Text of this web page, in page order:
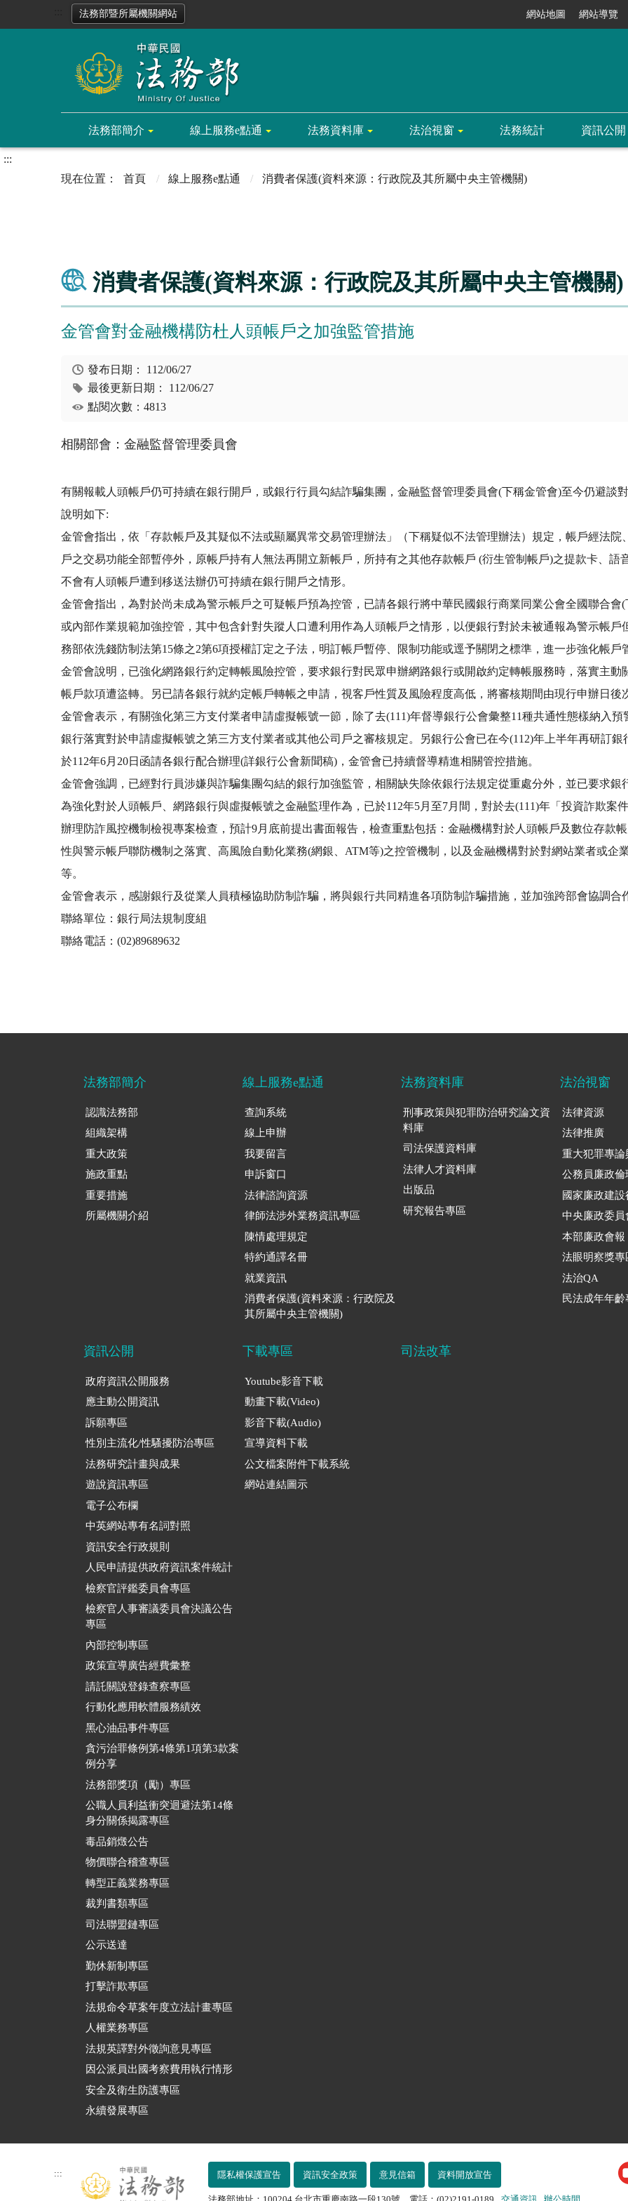
法務部暨所屬機關網站 網站地圖 網站導覽
法務部簡介 線上服務e點通 法務資料庫 法治視窗 法務統計 資訊公開
:::
首頁
線上服務e點通 消費者保護(資料來源：行政院及其所屬中央主管機關)
消費者保護(資料來源：行政院及其所屬中央主管機關)
金管會對金融機構防杜人頭帳戶之加強監管措施
發布日期： 112/06/27
最後更新日期： 112/06/27
點閱次數：4813
相關部會：金融監督管理委員會
有關報載人頭帳戶仍可持續在銀行開戶，或銀行行員勾結詐騙集團，金融監督管理委員會(下稱金管會)至今仍避談
說明如下:
金管會指出，依「存款帳戶及其疑似不法或顯屬異常交易管理辦法」（下稱疑似不法管理辦法）規定，帳戶經法
戶之交易功能全部暫停外，原帳戶持有人無法再開立新帳戶，所持有之其他存款帳戶 (衍生管制帳戶)之提款卡、
不會有人頭帳戶遭到移送法辦仍可持續在銀行開戶之情形。
金管會指出，為對於尚未成為警示帳戶之可疑帳戶預為控管，已請各銀行將中華民國銀行商業同業公會全國聯合
或內部作業規範加強控管，其中包含針對失蹤人口遭利用作為人頭帳戶之情形，以便銀行對於未被通報為警示帳
務部依洗錢防制法第15條之2第6項授權訂定之子法，明訂帳戶暫停、限制功能或逕予關閉之標準，進一步強化帳戶
金管會說明，已強化網路銀行約定轉帳風險控管，要求銀行對民眾申辦網路銀行或開啟約定轉帳服務時，落實主
帳戶款項遭盜轉。另已請各銀行就約定帳戶轉帳之申請，視客戶性質及風險程度高低，將審核期間由現行申辦日後
金管會表示，有關強化第三方支付業者申請虛擬帳號一節，除了去(111)年督導銀行公會彙整11種共通性態樣納入
銀行落實對於申請虛擬帳號之第三方支付業者或其他公司戶之審核規定。另銀行公會已在今(112)年上半年再研訂
於112年6月20日函請各銀行配合辦理(詳銀行公會新聞稿)，金管會已持續督導精進相關管控措施。
金管會強調，已經對行員涉嫌與詐騙集團勾結的銀行加強監管，相關缺失除依銀行法規定從重處分外，並已要求銀
為強化對於人頭帳戶、網路銀行與虛擬帳號之金融監理作為，已於112年5月至7月間，對於去(111)年「投資詐欺案
辦理防詐風控機制檢視專案檢查，預計9月底前提出書面報告，檢查重點包括：金融機構對於人頭帳戶及數位存款
性與警示帳戶聯防機制之落實、高風險自動化業務(網銀、ATM等)之控管機制，以及金融機構對於對網站業者或企
等。
金管會表示，感謝銀行及從業人員積極協助防制詐騙，將與銀行共同精進各項防制詐騙措施，並加強跨部會協調
聯絡單位：銀行局法規制度組
聯絡電話：(02)89689632
法務部簡介
認識法務部
組織架構
重大政策
施政重點
重要措施
所屬機關介紹
線上服務e點通
查詢系統
線上申辦
我要留言
申訴窗口
法律諮詢資源
律師法涉外業務資訊專區
陳情處理規定
特約通譯名冊
就業資訊
消費者保護(資料來源：行政院及
其所屬中央主管機關)
法務資料庫
刑事政策與犯罪防治研究論文資
料庫
司法保護資料庫
法律人才資料庫
出版品
研究報告專區
法治視窗
法律資源
法律推廣
重大犯罪專論
公務員廉政倫
國家廉政建
中央廉政委員
本部廉政會報
法眼明察獎專
法治QA
民法成年年齡
資訊公開
政府資訊公開服務
應主動公開資訊
訴願專區
性別主流化/性騷擾防治專區
法務研究計畫與成果
遊說資訊專區
電子公布欄
中英網站專有名詞對照
資訊安全行政規則
人民申請提供政府資訊案件統計
檢察官評鑑委員會專區
檢察官人事審議委員會決議公告
專區
內部控制專區
政策宣導廣告經費彙整
請託關說登錄查察專區
行動化應用軟體服務績效
黑心油品事件專區
貪污治罪條例第4條第1項第3款案
例分享
法務部獎項（勵）專區
公職人員利益衝突迴避法第14條
身分關係揭露專區
毒品銷燬公告
物價聯合稽查專區
轉型正義業務專區
裁判書類專區
司法聯盟鏈專區
公示送達
勤休新制專區
打擊詐欺專區
法規命令草案年度立法計畫專區
人權業務專區
法規英譯對外徵詢意見專區
因公派員出國考察費用執行情形
安全及衛生防護專區
永續發展專區
下載專區
Youtube影音下載
動畫下載(Video)
影音下載(Audio)
宣導資料下載
公文檔案附件下載系統
網站連結圖示
司法改革
::: 隱私權保護宣告 資訊安全政策 意見信箱 資料開放宣告